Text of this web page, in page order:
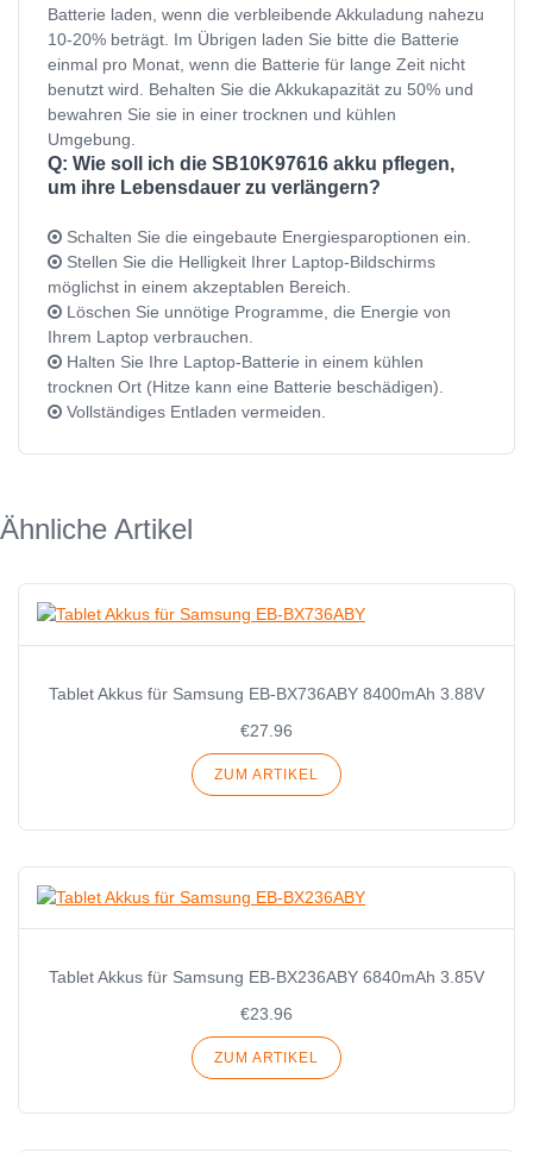
Batterie laden, wenn die verbleibende Akkuladung nahezu
10-20% beträgt. Im Übrigen laden Sie bitte die Batterie
einmal pro Monat, wenn die Batterie für lange Zeit nicht
benutzt wird. Behalten Sie die Akkukapazität zu 50% und
bewahren Sie sie in einer trocknen und kühlen
Umgebung.
Q: Wie soll ich die SB10K97616 akku pflegen,
um ihre Lebensdauer zu verlängern?
Schalten Sie die eingebaute Energiesparoptionen ein.
Stellen Sie die Helligkeit Ihrer Laptop-Bildschirms
möglichst in einem akzeptablen Bereich.
Löschen Sie unnötige Programme, die Energie von
Ihrem Laptop verbrauchen.
Halten Sie Ihre Laptop-Batterie in einem kühlen
trocknen Ort (Hitze kann eine Batterie beschädigen).
Vollständiges Entladen vermeiden.
Ähnliche Artikel
Tablet Akkus für Samsung EB-BX736ABY 8400mAh 3.88V
€27.96
ZUM ARTIKEL
Tablet Akkus für Samsung EB-BX236ABY 6840mAh 3.85V
€23.96
ZUM ARTIKEL